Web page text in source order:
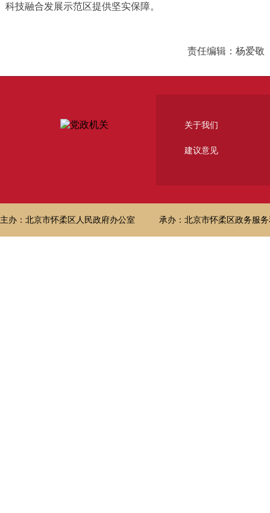
科技融合发展示范区提供坚实保障。
责任编辑：杨爱敬
关于我们
建议意见
主办：北京市怀柔区人民政府办公室 承办：北京市怀柔区政务服